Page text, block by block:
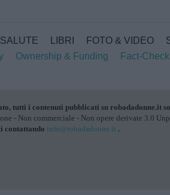
SALUTE LIBRI FOTO & VIDEO
Ownership & Funding
Fact-
tutti i contenuti pubblicati su robadadonne.it
- Non commerciale - Non opere derivate 3.0
contattando info@robadadonne.it .